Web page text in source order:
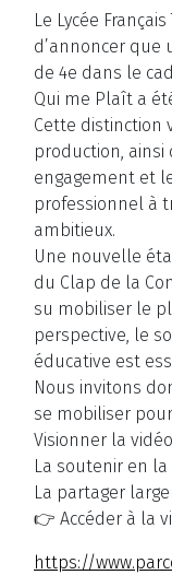
Le Lycée
d’annoncer que
de 4e dans le
Qui me Plaît a
Cette distinction
production,
engagement et
professionnel à
ambitieux.
Une nouvelle
du Clap de la
su mobiliser le
perspective, le
éducative est
Nous invitons
se mobiliser
Visionner la vidéo
La soutenir en la
La partager
👉 Accéder à la
https://